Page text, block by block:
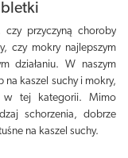
przyczyną choroby
czy mokry najlepszym
działaniu. W naszym
na kaszel suchy i mokry,
w tej kategorii. Mimo
schorzenia, dobrze
na kaszel suchy.